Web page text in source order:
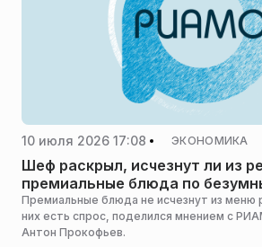
10 июля 2026 17:08 ЭКОНОМИКА
Шеф раскрыл, исчезнут ли из
премиальные блюда по
Премиальные блюда не исчезнут из меню
них есть спрос, поделился мнением с
Антон Прокофьев.